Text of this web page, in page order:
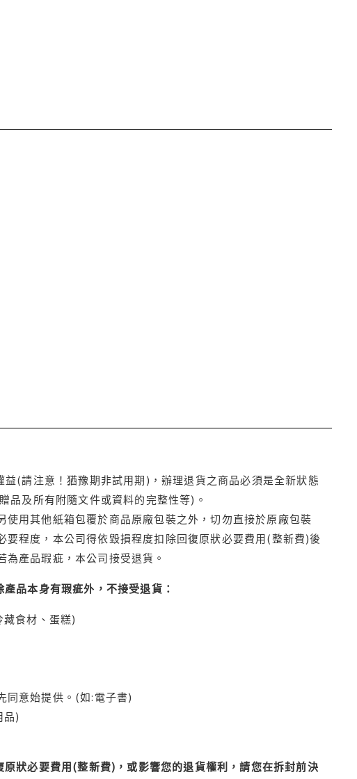
(請注意！猶豫期非試用期)，辦理退貨之商品必須是全新狀態
品及所有附隨文件或資料的完整性等)。
用其他紙箱包覆於商品原廠包裝之外，切勿直接於原廠包裝
程度，本公司得依毀損程度扣除回復原狀必要費用(整新費)後
產品瑕疵，本公司接受退貨。
品本身有瑕疵外，不接受退貨：
食材、蛋糕)
同意始提供。(如:電子書)
品)
狀必要費用(整新費)，或影響您的退貨權利，請您在拆封前決